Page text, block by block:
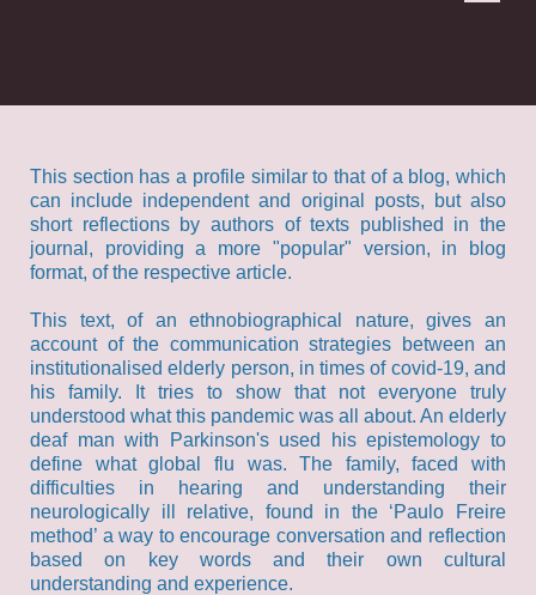
This section has a profile similar to that of a blog, which
can include independent and original posts, but also
short reflections by authors of texts published in the
journal, providing a more "popular" version, in blog
format, of the respective article.
This text, of an ethnobiographical nature, gives an
account of the communication strategies between an
institutionalised elderly person, in times of covid-19, and
his family. It tries to show that not everyone truly
understood what this pandemic was all about. An elderly
deaf man with Parkinson's used his epistemology to
define what global flu was. The family, faced with
difficulties in hearing and understanding their
neurologically ill relative, found in the ‘Paulo Freire
method’ a way to encourage conversation and reflection
based on key words and their own cultural
understanding and experience.